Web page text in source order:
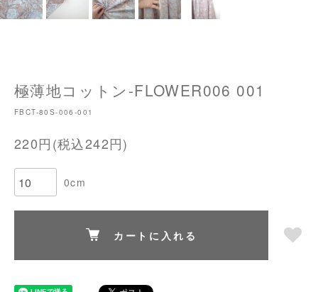
極薄地コットン-FLOWER006 001
FBCT-80S-006-001
220円(税込242円)
0cm
カートに入れる